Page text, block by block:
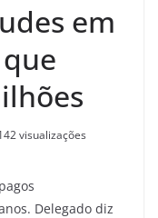
em
visualizações
Delegado diz